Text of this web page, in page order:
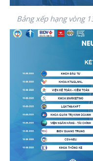
Bảng xếp hạng vòng